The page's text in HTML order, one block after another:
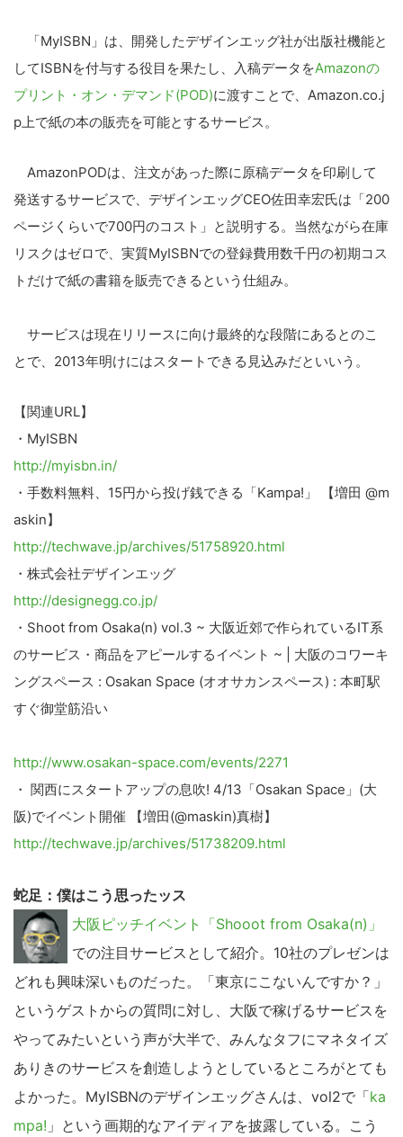
「MyISBN」は、開発したデザインエッグ社が出版社機能と
してISBNを付与する役目を果たし、入稿データをAmazonの
プリント・オン・デマンド(POD)に渡すことで、Amazon.co.j
p上で紙の本の販売を可能とするサービス。
AmazonPODは、注文があった際に原稿データを印刷して
発送するサービスで、デザインエッグCEO佐田幸宏氏は「200
ページくらいで700円のコスト」と説明する。当然ながら在庫
リスクはゼロで、実質MyISBNでの登録費用数千円の初期コス
トだけで紙の書籍を販売できるという仕組み。
サービスは現在リリースに向け最終的な段階にあるとのこ
とで、2013年明けにはスタートできる見込みだといいう。
【関連URL】
・MyISBN
http://myisbn.in/
・手数料無料、15円から投げ銭できる「Kampa!」 【増田 @m
askin】
http://techwave.jp/archives/51758920.html
・株式会社デザインエッグ
http://designegg.co.jp/
・Shoot from Osaka(n) vol.3 ~ 大阪近郊で作られているIT系
のサービス・商品をアピールするイベント ~ | 大阪のコワーキ
ングスペース : Osakan Space (オオサカンスペース) : 本町駅
すぐ御堂筋沿い
http://www.osakan-space.com/events/2271
・ 関西にスタートアップの息吹! 4/13「Osakan Space」(大
阪)でイベント開催 【増田(@maskin)真樹】
http://techwave.jp/archives/51738209.html
蛇足：僕はこう思ったッス
大阪ピッチイベント「Shooot from Osaka(n)」
での注目サービスとして紹介。10社のプレゼンは
どれも興味深いものだった。「東京にこないんですか？」
というゲストからの質問に対し、大阪で稼げるサービスを
やってみたいという声が大半で、みんなタフにマネタイズ
ありきのサービスを創造しようとしているところがとても
よかった。MyISBNのデザインエッグさんは、vol2で「ka
mpa! 」という画期的なアイディアを披露している。こう